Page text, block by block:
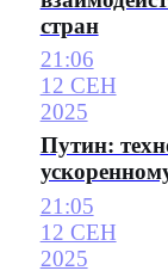
стран
21:06
12 СЕН
2025
Путин:
21:05
12 СЕН
2025